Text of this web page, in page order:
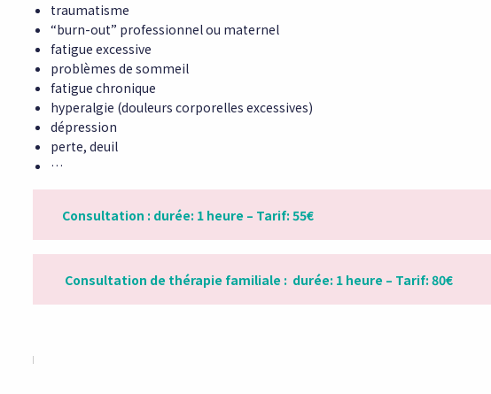
traumatisme
“burn-out” professionnel ou maternel
fatigue excessive
problèmes de sommeil
fatigue chronique
hyperalgie (douleurs corporelles excessives)
dépression
perte, deuil
…
Consultation : durée: 1 heure – Tarif: 55€
Consultation de thérapie familiale : durée: 1 heure – Tarif: 80€